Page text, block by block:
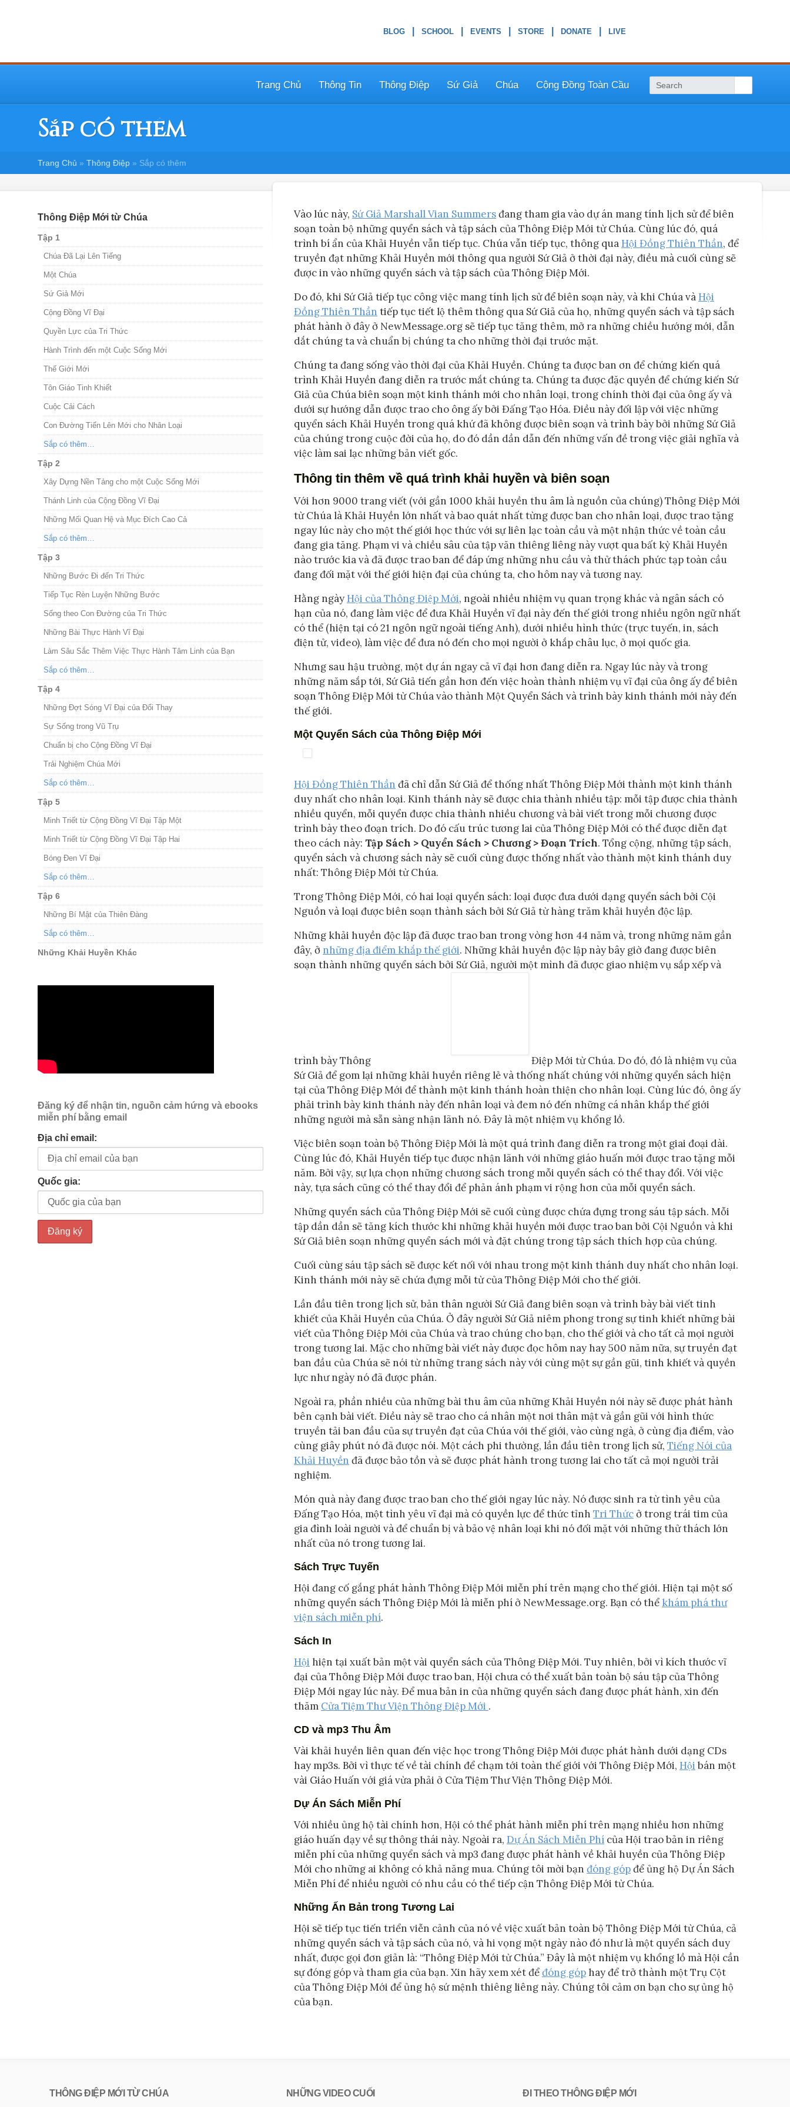
Trang Chủ Thông Tin Thông Điệp Sứ Giả Chúa Cộng Đồng Toàn Cầu
Sắp có thêm
Trang Chủ » Thông Điệp » Sắp có thêm
Vào lúc này, Sứ Giả Marshall Vian Summersđang tham gia vào dự án mang tính lịch sử để biên
soạn toàn bộ những quyển sách và tập sách của Thông Điệp Mới từ Chúa. Cùng lúc đó, quá
trình bí ẩn của Khải Huyền vẫn tiếp tục. Chúa vẫn tiếp tục, thông qua Hội Đồng Thiên Thần, để
truyền đạt những Khải Huyền mới thông qua người Sứ Giả ở thời đại này, điều mà cuối cùng sẽ
được in vào những quyển sách và tập sách của Thông Điệp Mới.
Do đó, khi Sứ Giả tiếp tục công việc mang tính lịch sử để biên soạn này, và khi Chúa và Hội
Đồng Thiên Thần tiếp tục tiết lộ thêm thông qua Sứ Giả của họ, những quyển sách và tập sách
phát hành ở đây ở NewMessage.org sẽ tiếp tục tăng thêm, mở ra những chiều hướng mới, dẫn
dắt chúng ta và chuẩn bị chúng ta cho những thời đại trước mặt.
Chúng ta đang sống vào thời đại của Khải Huyền. Chúng ta được ban ơn để chứng kiến quá
trình Khải Huyền đang diễn ra trước mắt chúng ta. Chúng ta được đặc quyền để chứng kiến Sứ
Giả của Chúa biên soạn một kinh thánh mới cho nhân loại, trong chính thời đại của ông ấy và
dưới sự hướng dẫn được trao cho ông ấy bởi Đấng Tạo Hóa. Điều này đối lập với việc những
quyển sách Khải Huyền trong quá khứ đã không được biên soạn và trình bày bởi những Sứ Giả
của chúng trong cuộc đời của họ, do đó dần dần dẫn đến những vấn đề trong việc giải nghĩa và
việc làm sai lạc những bản viết gốc.
Thông tin thêm về quá trình khải huyền và biên soạn
Với hơn 9000 trang viết (với gần 1000 khải huyền thu âm là nguồn của chúng) Thông Điệp Mới
từ Chúa là Khải Huyền lớn nhất và bao quát nhất từng được ban cho nhân loại, được trao tặng
ngay lúc này cho một thế giới học thức với sự liên lạc toàn cầu và một nhận thức về toàn cầu
đang gia tăng. Phạm vi và chiều sâu của tập văn thiêng liêng này vượt qua bất kỳ Khải Huyền
nào trước kia và đã được trao ban để đáp ứng những nhu cầu và thử thách phức tạp toàn cầu
đang đối mặt với thế giới hiện đại của chúng ta, cho hôm nay và tương nay.
Hằng ngày Hội của Thông Điệp Mới, ngoài nhiều nhiệm vụ quan trọng khác và ngân sách có
hạn của nó, đang làm việc để đưa Khải Huyền vĩ đại này đến thế giới trong nhiều ngôn ngữ nhất
có thể (hiện tại có 21 ngôn ngữ ngoài tiếng Anh), dưới nhiều hình thức (trực tuyến, in, sách
điện tử, video), làm việc để đưa nó đến cho mọi người ở khắp châu lục, ở mọi quốc gia.
Nhưng sau hậu trường, một dự án ngay cả vĩ đại hơn đang diễn ra. Ngay lúc này và trong
những năm sắp tới, Sứ Giả tiến gần hơn đến việc hoàn thành nhiệm vụ vĩ đại của ông ấy để biên
soạn Thông Điệp Mới từ Chúa vào thành Một Quyển Sách và trình bày kinh thánh mới này đến
thế giới.
Một Quyển Sách của Thông Điệp Mới
Hội Đồng Thiên Thần đã chỉ dẫn Sứ Giả để thống nhất Thông Điệp Mới thành một kinh thánh
duy nhất cho nhân loại. Kinh thánh này sẽ được chia thành nhiều tập: mỗi tập được chia thành
nhiều quyển, mỗi quyển được chia thành nhiều chương và bài viết trong mỗi chương được
trình bày theo đoạn trích. Do đó cấu trúc tương lai của Thông Điệp Mới có thể được diễn đạt
theo cách này: Tập Sách > Quyển Sách > Chương > Đoạn Trích. Tổng cộng, những tập sách,
quyển sách và chương sách này sẽ cuối cùng được thống nhất vào thành một kinh thánh duy
nhất: Thông Điệp Mới từ Chúa.
Trong Thông Điệp Mới, có hai loại quyển sách: loại được đưa dưới dạng quyển sách bởi Cội
Nguồn và loại được biên soạn thành sách bởi Sứ Giả từ hàng trăm khải huyền độc lập.
Những khải huyền độc lập đã được trao ban trong vòng hơn 44 năm và, trong những năm gần
đây, ở những địa điểm khắp thế giới. Những khải huyền độc lập này bây giờ đang được biên
soạn thành những quyển sách bởi Sứ Giả, người một mình đã được giao nhiệm vụ sắp xếp và
trình bày Thông
Điệp Mới từ Chúa. Do đó, đó là nhiệm vụ của
Sứ Giả để gom lại những khải huyền riêng lẻ và thống nhất chúng với những quyển sách hiện
tại của Thông Điệp Mới để thành một kinh thánh hoàn thiện cho nhân loại. Cùng lúc đó, ông ấy
phải trình bày kinh thánh này đến nhân loại và đem nó đến những cá nhân khắp thế giới
những người mà sẵn sàng nhận lãnh nó. Đây là một nhiệm vụ khổng lồ.
Việc biên soạn toàn bộ Thông Điệp Mới là một quá trình đang diễn ra trong một giai đoại dài.
Cùng lúc đó, Khải Huyền tiếp tục được nhận lãnh với những giáo huấn mới được trao tặng mỗi
năm. Bởi vậy, sự lựa chọn những chương sách trong mỗi quyển sách có thể thay đổi. Với việc
này, tựa sách cũng có thể thay đổi để phản ánh phạm vi rộng hơn của mỗi quyển sách.
Những quyển sách của Thông Điệp Mới sẽ cuối cùng được chứa đựng trong sáu tập sách. Mỗi
tập dần dần sẽ tăng kích thước khi những khải huyền mới được trao ban bởi Cội Nguồn và khi
Sứ Giả biên soạn những quyển sách mới và đặt chúng trong tập sách thích hợp của chúng.
Cuối cùng sáu tập sách sẽ được kết nối với nhau trong một kinh thánh duy nhất cho nhân loại.
Kinh thánh mới này sẽ chứa đựng mỗi từ của Thông Điệp Mới cho thế giới.
Lần đầu tiên trong lịch sử, bản thân người Sứ Giả đang biên soạn và trình bày bài viết tinh
khiết của Khải Huyền của Chúa. Ở đây người Sứ Giả niêm phong trong sự tinh khiết những bài
viết của Thông Điệp Mới của Chúa và trao chúng cho bạn, cho thế giới và cho tất cả mọi người
trong tương lai. Mặc cho những bài viết này được đọc hôm nay hay 500 năm nữa, sự truyền đạt
ban đầu của Chúa sẽ nói từ những trang sách này với cùng một sự gần gũi, tinh khiết và quyền
lực như ngày nó đã được phán.
Ngoài ra, phần nhiều của những bài thu âm của những Khải Huyền nói này sẽ được phát hành
bên cạnh bài viết. Điều này sẽ trao cho cá nhân một nơi thân mật và gần gũi với hình thức
truyền tải ban đầu của sự truyền đạt của Chúa với thế giới, vào cùng ngà, ở cùng địa điểm, vào
cùng giây phút nó đã được nói. Một cách phi thường, lần đầu tiên trong lịch sử, Tiếng Nói của
Khải Huyền đã được bảo tồn và sẽ được phát hành trong tương lai cho tất cả mọi người trải
nghiệm.
Món quà này đang được trao ban cho thế giới ngay lúc này. Nó được sinh ra từ tình yêu của
Đấng Tạo Hóa, một tình yêu vĩ đại mà có quyền lực để thức tỉnh Tri Thứcở trong trái tim của
gia đình loài người và để chuẩn bị và bảo vệ nhân loại khi nó đối mặt với những thử thách lớn
nhất của nó trong tương lai.
Sách Trực Tuyến
Hội đang cố gắng phát hành Thông Điệp Mới miễn phí trên mạng cho thế giới. Hiện tại một số
những quyển sách Thông Điệp Mới là miễn phí ở NewMessage.org. Bạn có thể khám phá thư
viện sách miễn phí.
Sách In
Hội hiện tại xuất bản một vài quyển sách của Thông Điệp Mới. Tuy nhiên, bởi vì kích thước vĩ
đại của Thông Điệp Mới được trao ban, Hội chưa có thể xuất bản toàn bộ sáu tập của Thông
Điệp Mới ngay lúc này. Để mua bản in của những quyển sách đang được phát hành, xin đến
thăm Cửa Tiệm Thư Viện Thông Điệp Mới .
CD và mp3 Thu Âm
Vài khải huyền liên quan đến việc học trong Thông Điệp Mới được phát hành dưới dạng CDs
hay mp3s. Bởi vì thực tế về tài chính để chạm tới toàn thế giới với Thông Điệp Mới, Hội bán một
vài Giáo Huấn với giá vừa phải ở Cửa Tiệm Thư Viện Thông Điệp Mới.
Dự Án Sách Miễn Phí
Với nhiều ủng hộ tài chính hơn, Hội có thể phát hành miễn phí trên mạng nhiều hơn những
giáo huấn dạy về sự thông thái này. Ngoài ra, Dự Án Sách Miễn Phícủa Hội trao bản in riêng
miễn phí của những quyển sách và mp3 đang được phát hành về khải huyền của Thông Điệp
Mới cho những ai không có khả năng mua. Chúng tôi mời bạn đóng gópđể ủng hộ Dự Án Sách
Miễn Phí để nhiều người có nhu cầu có thể tiếp cận Thông Điệp Mới từ Chúa.
Những Ấn Bản trong Tương Lai
Hội sẽ tiếp tục tiến triển viễn cảnh của nó về việc xuất bản toàn bộ Thông Điệp Mới từ Chúa, cả
những quyển sách và tập sách của nó, và hi vọng một ngày nào đó như là một quyển sách duy
nhất, được gọi đơn giản là: “Thông Điệp Mới từ Chúa.” Đây là một nhiệm vụ khổng lồ mà Hội cần
sự đóng góp và tham gia của bạn. Xin hãy xem xét đểđóng góphay để trở thành một Trụ Cột
của Thông Điệp Mới để ủng hộ sứ mệnh thiêng liêng này. Chúng tôi cảm ơn bạn cho sự ủng hộ
của bạn.
Thông Điệp Mới từ Chúa
Tập 1
Chúa Đã Lại Lên Tiếng
Một Chúa
Sứ Giả Mới
Cộng Đồng Vĩ Đại
Quyền Lực của Tri Thức
Hành Trình đến một Cuộc Sống Mới
Thế Giới Mới
Tôn Giáo Tinh Khiết
Cuộc Cải Cách
Con Đường Tiến Lên Mới cho Nhân Loại
Sắp có thêm…
Tập 2
Xây Dựng Nền Tảng cho một Cuộc Sống Mới
Thánh Linh của Cộng Đồng Vĩ Đại
Những Mối Quan Hệ và Mục Đích Cao Cả
Sắp có thêm…
Tập 3
Những Bước Đi đến Tri Thức
Tiếp Tục Rèn Luyện Những Bước
Sống theo Con Đường của Tri Thức
Những Bài Thực Hành Vĩ Đại
Làm Sâu Sắc Thêm Việc Thực Hành Tâm Linh của Bạn
Sắp có thêm…
Tập 4
Những Đợt Sóng Vĩ Đại của Đổi Thay
Sự Sống trong Vũ Trụ
Chuẩn bị cho Cộng Đồng Vĩ Đại
Trải Nghiệm Chúa Mới
Sắp có thêm…
Tập 5
Minh Triết từ Cộng Đồng Vĩ Đại Tập Một
Minh Triết từ Cộng Đồng Vĩ Đại Tập Hai
Bóng Đen Vĩ Đại
Sắp có thêm…
Tập 6
Những Bí Mật của Thiên Đàng
Sắp có thêm…
Những Khải Huyền Khác
Đăng ký để nhận tin, nguồn cảm hứng và ebooks
miễn phí bằng email
Địa chỉ email:
Quố́c gia:
THÔNG ĐIỆP MỚI TỪ CHÚA NHỮNG VIDEO CUỐI ĐI THEO THÔNG ĐIỆP MỚI